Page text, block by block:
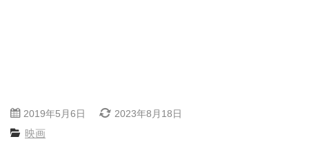
2019年5月6日 2023年8月18日
映画